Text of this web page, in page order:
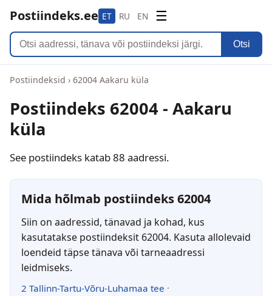
Postiindeks.ee ET RU EN ☰
Otsi
Postiindeksid › 62004 Aakaru küla
Postiindeks 62004 - Aakaru
küla
See postiindeks katab 88 aadressi.
Mida hõlmab postiindeks 62004
Siin on aadressid, tänavad ja kohad, kus
kasutatakse postiindeksit 62004. Kasuta allolevaid
loendeid täpse tänava või tarneaadressi
leidmiseks.
2 Tallinn-Tartu-Võru-Luhamaa tee ·